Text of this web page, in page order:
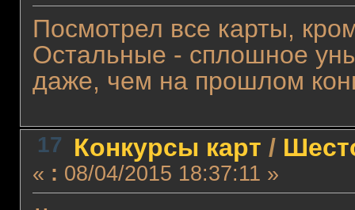
Посмотрел все карты,
Остальные - сплошное
даже, чем на прошлом
17 Конкурсы карт /
« : 08/04/2015 18:37:11 »